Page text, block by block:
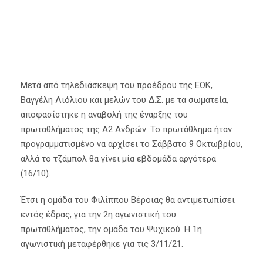
Μετά από τηλεδιάσκεψη του προέδρου της ΕΟΚ,
Βαγγέλη Λιόλιου και μελών του Δ.Σ. με τα σωματεία,
αποφασίστηκε η αναβολή της έναρξης του
πρωταθλήματος της Α2 Ανδρών. Το πρωτάθλημα ήταν
προγραμματισμένο να αρχίσει το Σάββατο 9 Οκτωβρίου,
αλλά το τζάμπολ θα γίνει μία εβδομάδα αργότερα
(16/10).
Έτσι η ομάδα του Φιλίππου Βέροιας θα αντιμετωπίσει
εντός έδρας, για την 2η αγωνιστική του
πρωταθλήματος, την ομάδα του Ψυχικού. Η 1η
αγωνιστική μεταφέρθηκε για τις 3/11/21.